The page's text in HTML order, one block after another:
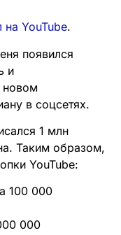
на YouTube.
появился
и
новом
в соцсетях.
1 млн
Таким образом,
YouTube:
100 000
000